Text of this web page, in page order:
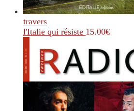
travers
l'Italie qui résiste 15.00€